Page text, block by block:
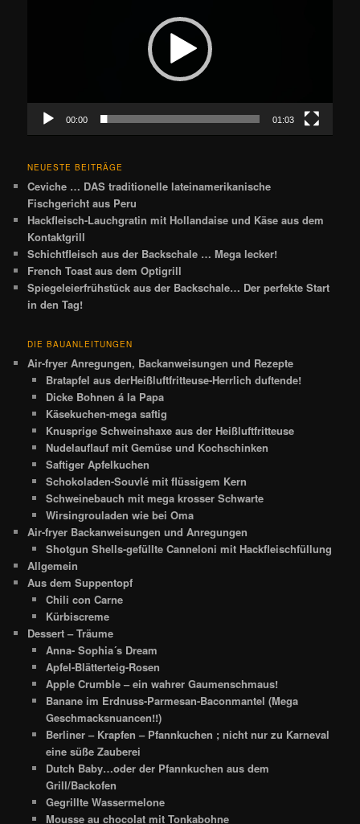
00:00 01:03
NEUESTE BEITRÄGE
Ceviche … DAS traditionelle lateinamerikanische
Fischgericht aus Peru
Hackfleisch-Lauchgratin mit Hollandaise und Käse aus dem
Kontaktgrill
Schichtfleisch aus der Backschale … Mega lecker!
French Toast aus dem Optigrill
Spiegeleierfrühstück aus der Backschale… Der perfekte Start
in den Tag!
DIE BAUANLEITUNGEN
Air-fryer Anregungen, Backanweisungen und Rezepte
Bratapfel aus derHeißluftfritteuse-Herrlich duftende!
Dicke Bohnen á la Papa
Käsekuchen-mega saftig
Knusprige Schweinshaxe aus der Heißluftfritteuse
Nudelauflauf mit Gemüse und Kochschinken
Saftiger Apfelkuchen
Schokoladen-Souvlé mit flüssigem Kern
Schweinebauch mit mega krosser Schwarte
Wirsingrouladen wie bei Oma
Air-fryer Backanweisungen und Anregungen
Shotgun Shells-gefüllte Canneloni mit Hackfleischfüllung
Allgemein
Aus dem Suppentopf
Chili con Carne
Kürbiscreme
Dessert – Träume
Anna- Sophia´s Dream
Apfel-Blätterteig-Rosen
Apple Crumble – ein wahrer Gaumenschmaus!
Banane im Erdnuss-Parmesan-Baconmantel (Mega
Geschmacksnuancen!!)
Berliner – Krapfen – Pfannkuchen ; nicht nur zu Karneval
eine süße Zauberei
Dutch Baby…oder der Pfannkuchen aus dem
Grill/Backofen
Gegrillte Wassermelone
Mousse au chocolat mit Tonkabohne